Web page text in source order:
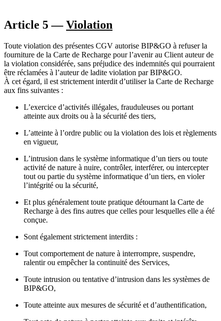
Article 5 —Violation
Toute violation des présentes CGV autorise BIP&GO à refuser la
fourniture de la Carte de Recharge pour l’avenir au Client auteur de
la violation considérée, sans préjudice des indemnités qui pourraient
être réclamées à l’auteur de ladite violation par BIP&GO.
À cet égard, il est strictement interdit d’utiliser la Carte de Recharge
aux fins suivantes :
L’exercice d’activités illégales, frauduleuses ou portant
atteinte aux droits ou à la sécurité des tiers,
L’atteinte à l’ordre public ou la violation des lois et règlements
en vigueur,
L’intrusion dans le système informatique d’un tiers ou toute
activité de nature à nuire, contrôler, interférer, ou intercepter
tout ou partie du système informatique d’un tiers, en violer
l’intégrité ou la sécurité,
Et plus généralement toute pratique détournant la Carte de
Recharge à des fins autres que celles pour lesquelles elle a été
conçue.
Sont également strictement interdits :
Tout comportement de nature à interrompre, suspendre,
ralentir ou empêcher la continuité des Services,
Toute intrusion ou tentative d’intrusion dans les systèmes de
BIP&GO,
Toute atteinte aux mesures de sécurité et d’authentification,